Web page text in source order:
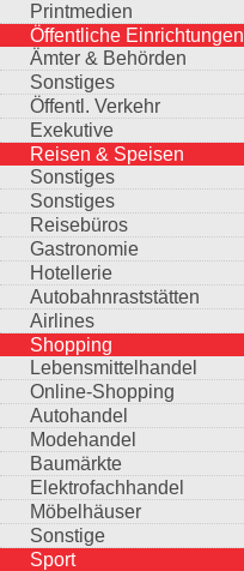
Printmedien
Öffentliche Einrichtungen
Ämter & Behörden
Sonstiges
Öffentl. Verkehr
Exekutive
Reisen & Speisen
Sonstiges
Sonstiges
Reisebüros
Gastronomie
Hotellerie
Autobahnraststätten
Airlines
Shopping
Lebensmittelhandel
Online-Shopping
Autohandel
Modehandel
Baumärkte
Elektrofachhandel
Möbelhäuser
Sonstige
Sport